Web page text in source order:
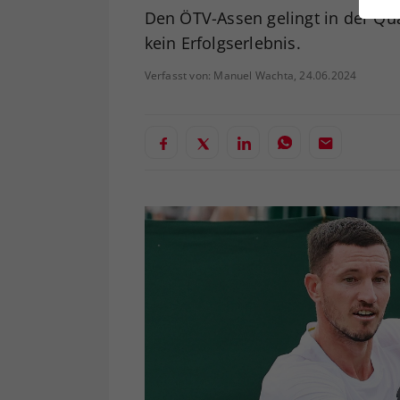
Den ÖTV-Assen gelingt in der
kein Erfolgserlebnis.
Verfasst von: Manuel Wachta, 24.06.2024